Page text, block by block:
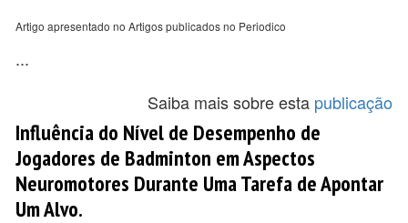
Artigo apresentado no Artigos publicados no Periodico
...
Saiba mais sobre esta publicação
Influência do Nível de Desempenho de
Jogadores de Badminton em Aspectos
Neuromotores Durante Uma Tarefa de Apontar
Um Alvo.